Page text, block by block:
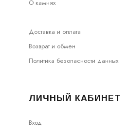
О камнях
Доставка и оплата
Возврат и обмен
Политика безопасности данных
ЛИЧНЫЙ КАБИНЕТ
Вход